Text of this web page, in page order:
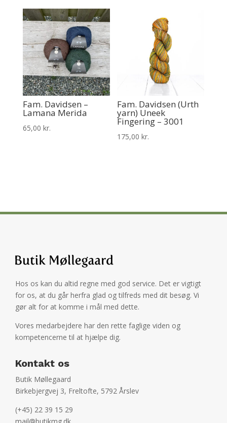
Fam. Davidsen –
Lamana Merida
65,00 kr.
Fam. Davidsen (Urth
yarn) Uneek
Fingering – 3001
175,00kr.
Hos os kan du altid regne med god service. Det er vigtigt
for os, at du går herfra glad og tilfreds med dit besøg. Vi
gør alt for at komme i mål med dette.
Vores medarbejdere har den rette faglige viden og
kompetencerne til at hjælpe dig.
Kontakt os
Butik Møllegaard
Birkebjergvej 3, Freltofte, 5792 Årslev
(+45) 22 39 15 29